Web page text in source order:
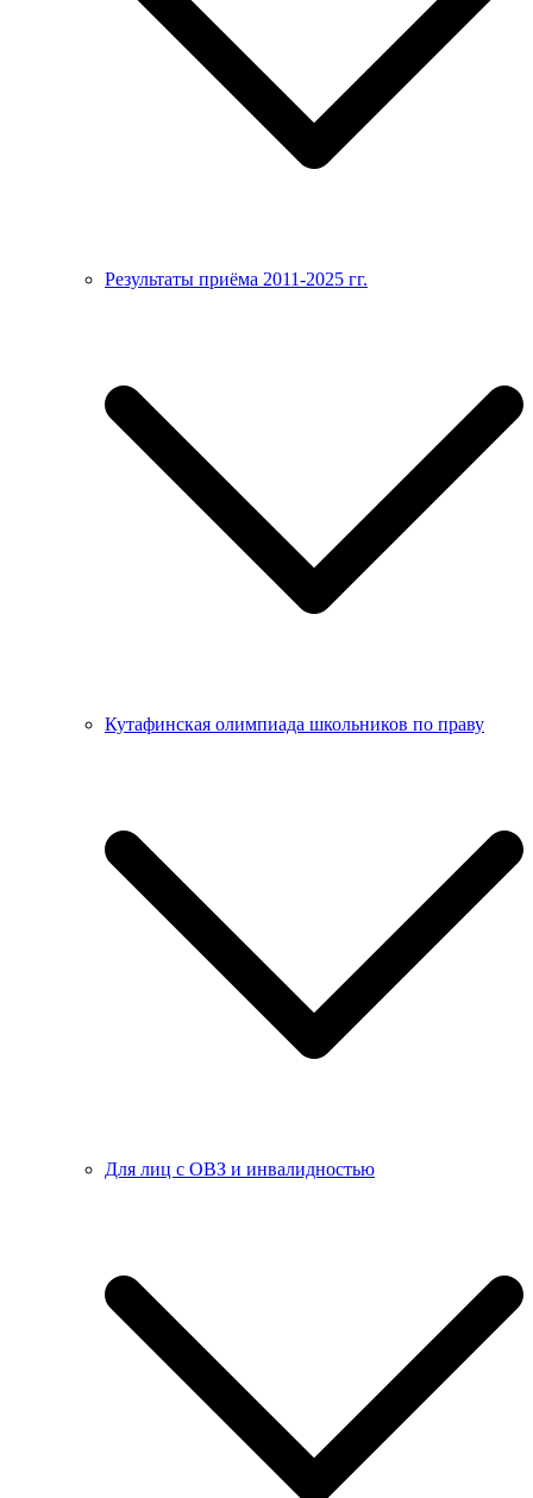
Результаты приёма 2011-2025 гг.
Кутафинская олимпиада школьников по праву
Для лиц с ОВЗ и инвалидностью